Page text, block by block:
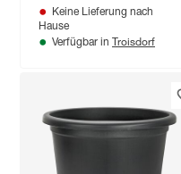
Keine Lieferung nach
Hause
Verfügbar in Troisdorf